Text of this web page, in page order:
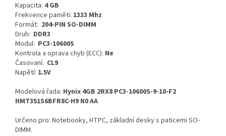
Kapacita: 4 GB
Frekvence paměti: 1333 Mhz
Formát: 204-PIN SO-DIMM
Druh: DDR3
Modul: PC3-10600S
Kontrola a oprava chyb (ECC): Ne
Časovaní: CL9
Napětí: 1.5V
Modelová řada: Hynix 4GB 2RX8 PC3-10600S-9-10-F2
HMT351S6BFR8C-H9 N0 AA
Určeno pro: Notebooky, HTPC, základní desky s paticemi SO-
DIMM.